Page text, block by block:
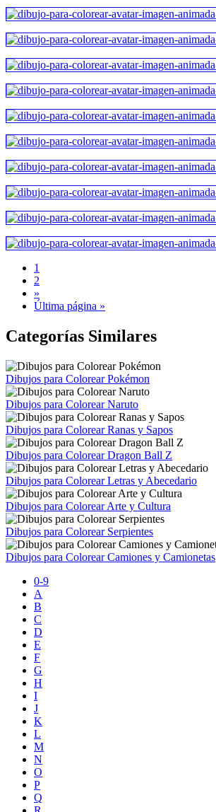
1
2
»
Última página »
Categorías Similares
Dibujos para Colorear Pokémon
Dibujos para Colorear Naruto
Dibujos para Colorear Ranas y Sapos
Dibujos para Colorear Dragon Ball Z
Dibujos para Colorear Letras y Abecedario
Dibujos para Colorear Arte y Cultura
Dibujos para Colorear Serpientes
Dibujos para Colorear Camiones y Camionetas
0-9
A
B
C
D
E
F
G
H
I
J
K
L
M
N
O
P
Q